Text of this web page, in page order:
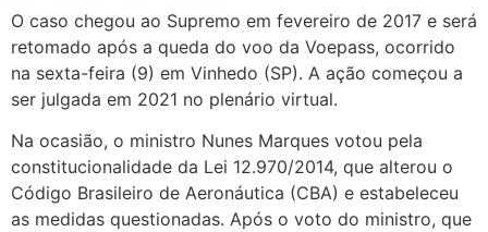
O caso chegou ao Supremo em fevereiro de 2017 e será
retomado após a queda do voo da Voepass, ocorrido
na sexta-feira (9) em Vinhedo (SP). A ação começou a
ser julgada em 2021 no plenário virtual.
Na ocasião, o ministro Nunes Marques votou pela
constitucionalidade da Lei 12.970/2014, que alterou o
Código Brasileiro de Aeronáutica (CBA) e estabeleceu
as medidas questionadas. Após o voto do ministro, que